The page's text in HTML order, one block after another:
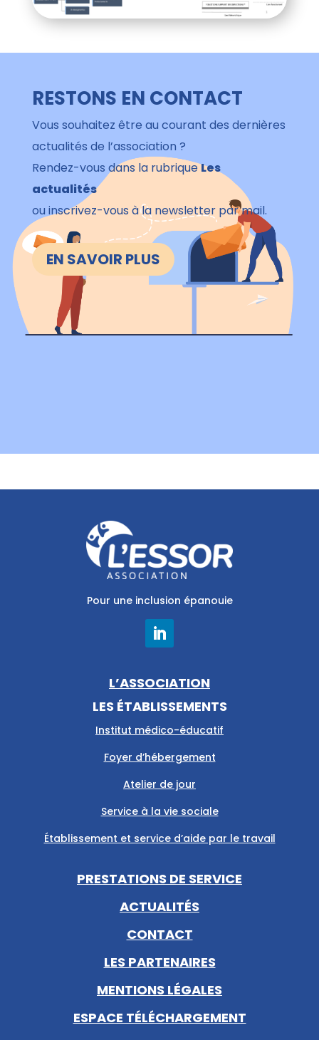
RESTONS EN CONTACT
Vous souhaitez être au courant des dernières
actualités de l’association ?
Rendez-vous dans la rubriqueLes
actualités
ou inscrivez-vous à la newsletter par mail.
EN SAVOIR PLUS
Pour une inclusion épanouie
L’ASSOCIATION
LES ÉTABLISSEMENTS
Institut médico-éducatif
Foyer d’hébergement
Atelier de jour
Service à la vie sociale
Établissement et service d’aide par le travail
PRESTATIONS DE SERVICE
ACTUALITÉS
CONTACT
LES PARTENAIRES
MENTIONS LÉGALES
ESPACE TÉLÉCHARGEMENT